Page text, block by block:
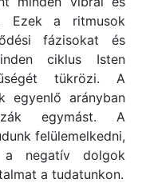
Ezek a ritmusok
fázisokat és
ciklus Isten
tükrözi. A
egyenlő arányban
egymást. A
felülemelkedni,
negatív dolgok
a tudatunkon.